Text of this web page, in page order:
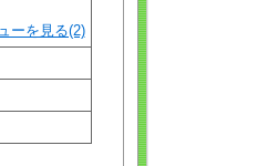
ーを見る(2)